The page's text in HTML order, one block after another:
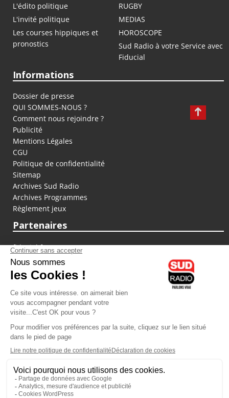
L'édito politique
RUGBY
L'invité politique
MEDIAS
Les courses hippiques et
pronostics
HOROSCOPE
Sud Radio à votre Service avec
Fiducial
Informations
Dossier de presse
QUI SOMMES-NOUS ?
Comment nous rejoindre ?
Publicité
Mentions Légales
CGU
Politique de confidentialité
Sitemap
Archives Sud Radio
Archives Programmes
Règlement jeux
Partenaires
fiducial.fr
lyoncapitale.fr
olympique-et-lyonnais.com
L'application Iphone / Android
Téléchargez l'application
Les cookies
Gestion des cookies
Crédit photos : ©Sud Radio / Pierre Olivier